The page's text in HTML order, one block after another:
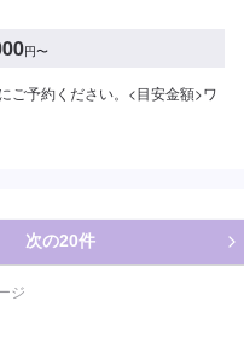
円〜
ご予約ください。<目安金額>ワ
次の20件
ジ